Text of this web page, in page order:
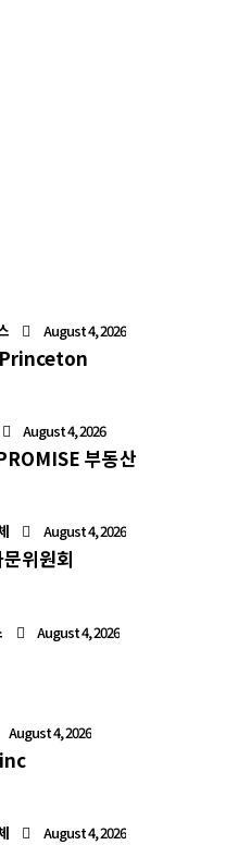
August 4, 2026
August 4, 2026
부동산
August 4, 2026
위원회
August 4, 2026
August 4, 2026
August 4, 2026